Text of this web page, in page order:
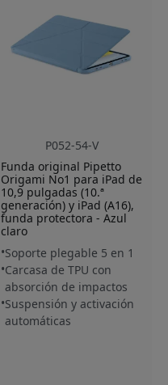
P052-54-V
Funda original Pipetto
Origami No1 para iPad de
10,9 pulgadas (10.ª
generación) y iPad (A16),
funda protectora - Azul
claro
Soporte plegable 5 en 1
Carcasa de TPU con
absorción de impactos
Suspensión y activación
automáticas